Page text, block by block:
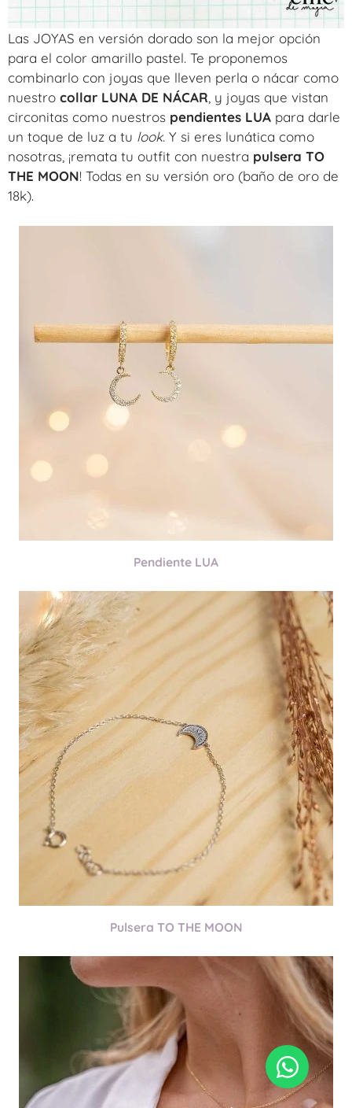
Las JOYAS en versión dorado son la mejor opción
para el color amarillo pastel. Te proponemos
combinarlo con joyas que lleven perla o nácar como
nuestro collar LUNA DE NÁCAR, y joyas que vistan
circonitas como nuestros pendientes LUA para darle
un toque de luz a tu look. Y si eres lunática como
nosotras, ¡remata tu outfit con nuestra pulsera TO
THE MOON! Todas en su versión oro (baño de oro de
18k).
Pendiente LUA
Pulsera TO THE MOON
Artículo añadido al carrito.
0 artículos -0,00
Finalizar Compra